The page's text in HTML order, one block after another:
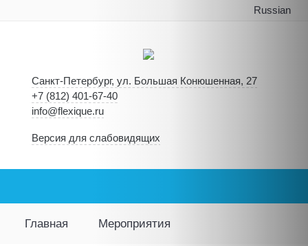
Russian
Санкт-Петербург, ул. Большая Конюшенная, 27
+7 (812) 401-67-40
info@flexique.ru
Версия для слабовидящих
Главная Мероприятия